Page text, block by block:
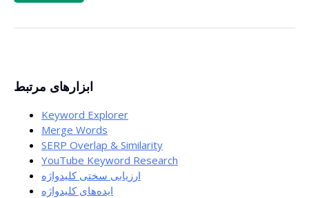
ابزارهای مرتبط
Keyword Explorer
Merge Words
SERP Overlap & Similarity
YouTube Keyword Research
ارزیابی سختی کلیدواژه
ایده‌های کلیدواژه